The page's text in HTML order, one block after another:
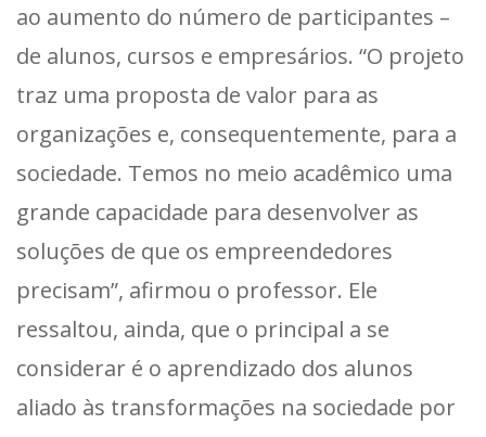
ao aumento do número de participantes –
de alunos, cursos e empresários. “O projeto
traz uma proposta de valor para as
organizações e, consequentemente, para a
sociedade. Temos no meio acadêmico uma
grande capacidade para desenvolver as
soluções de que os empreendedores
precisam”, afirmou o professor. Ele
ressaltou, ainda, que o principal a se
considerar é o aprendizado dos alunos
aliado às transformações na sociedade por